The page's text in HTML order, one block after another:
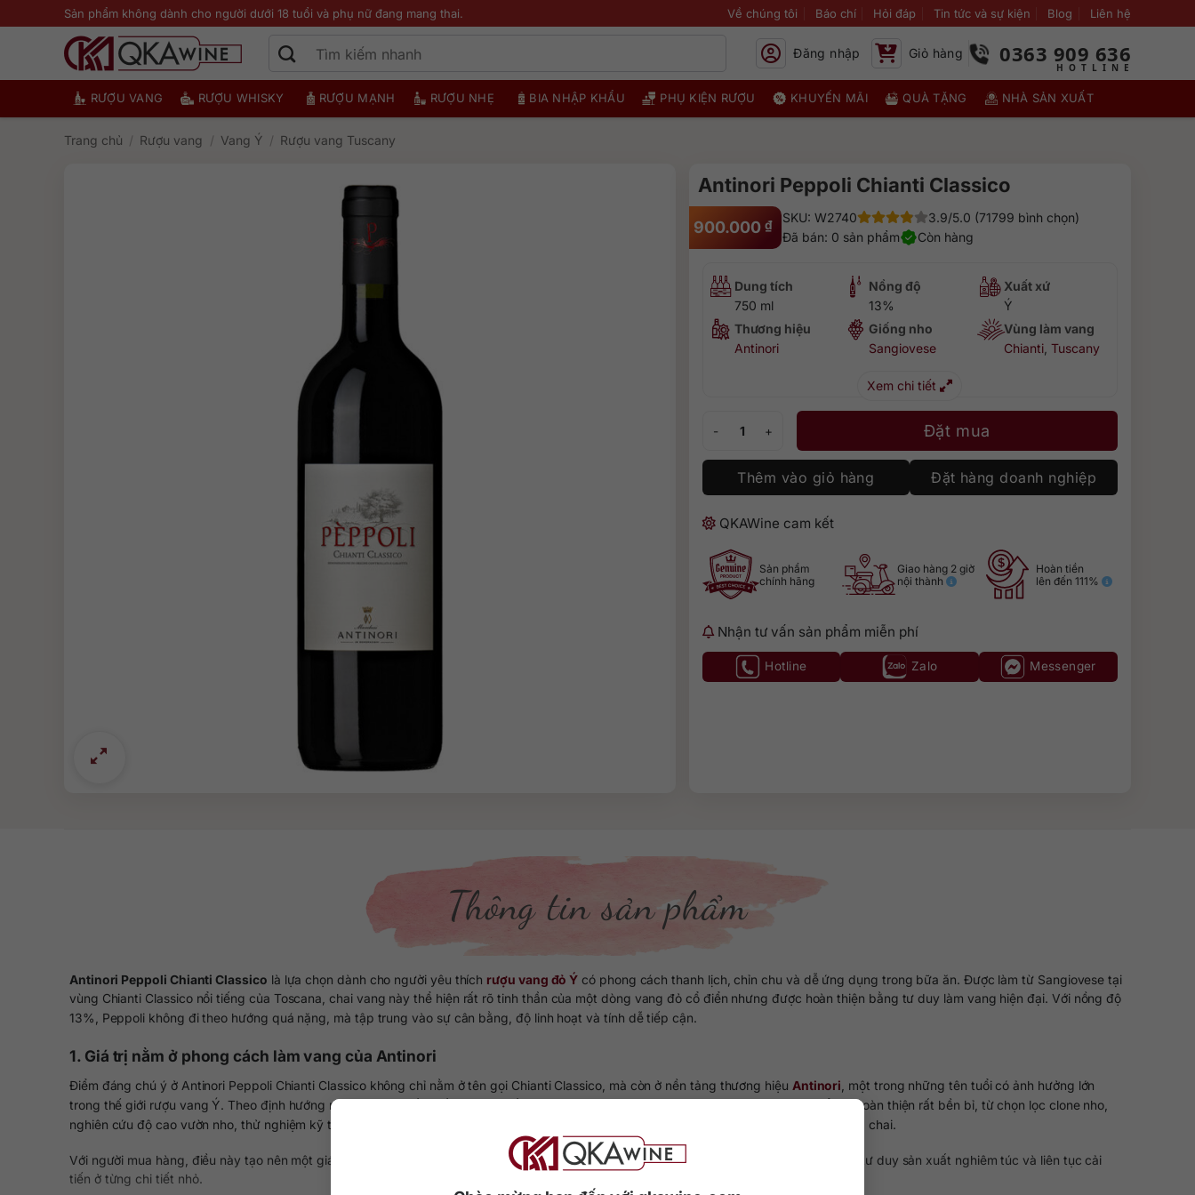
qua
Sản phẩm không dành cho người dưới 18 tuổi và phụ nữ đang mang thai. Về chúng tôi Báo chí Hỏi đáp Tin tức và sự kiện Blog Liên hệ
Đăng nhập Giỏ hàng 0363 909 636
RƯỢU VANG RƯỢU WHISKY RƯỢU MẠNH RƯỢU NHẸ BIA NHẬP KHẨU PHỤ KIỆN RƯỢU KHUYẾN MÃI QUÀ TẶNG NHÀ SẢN XUẤT
Trang chủ / Rượu vang / Vang Ý / Rượu vang Tuscany
Antinori Peppoli Chianti Classico
900.000 ₫ SKU: W2740
3.9/5.0 (71799 bình chọn)
Đã bán: 0 sản phẩm
Còn hàng
Dung tích
750 ml
Nồng độ
13%
Xuất xứ
Ý
Thương hiệu
Antinori
Giống nho
Sangiovese
Vùng làm vang
Chianti ,Tuscany
Xem chi tiết
Antinori Peppoli Chianti Classico số lượngĐặt mua
Thêm vào giỏ hàng Đặt hàng doanh nghiệp
QKAWine cam kết
Sản phẩm
chính hãng
Giao hàng 2 giờ
nội thành
Hoàn tiền
lên đến 111%
Nhận tư vấn sản phẩm miễn phí
Hotline Zalo Messenger
Thông tin sản phẩm
Antinori Peppoli Chianti Classico là lựa chọn dành cho người yêu thích rượu vang đỏ Ý có phong cách thanh lịch, chỉn chu và dễ ứng dụng trong bữa ăn. Được làm từ Sangiovese tại
vùng Chianti Classico nổi tiếng của Toscana, chai vang này thể hiện rất rõ tinh thần của một dòng vang đỏ cổ điển nhưng được hoàn thiện bằng tư duy làm vang hiện đại. Với nồng độ
13%, Peppoli không đi theo hướng quá nặng, mà tập trung vào sự cân bằng, độ linh hoạt và tính dễ tiếp cận.
1. Giá trị nằm ở phong cách làm vang của Antinori
Điểm đáng chú ý ở Antinori Peppoli Chianti Classico không chỉ nằm ở tên gọi Chianti Classico, mà còn ở nền tảng thương hiệu Antinori , một trong những tên tuổi có ảnh hưởng lớn
trong thế giới rượu vang Ý. Theo định hướng mà nhà sản xuất nhấn mạnh, chất lượng của rượu được xây dựng từ quá trình theo đuổi sự hoàn thiện rất bền bỉ, từ chọn lọc clone nho,
nghiên cứu độ cao vườn nho, thử nghiệm kỹ thuật lên men, kiểm soát nhiệt độ cho đến lựa chọn loại gỗ sồi và thời gian trưởng thành trong chai.
Với người mua hàng, điều này tạo nên một giá trị rất rõ: đây là chai vang không được làm theo lối đại trà đơn giản, mà là kết quả của một tư duy sản xuất nghiêm túc và liên tục cải
tiến ở từng chi tiết nhỏ.